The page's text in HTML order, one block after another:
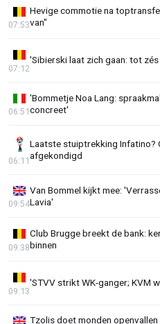
Hevige commotie na
van"
07:53
'Sibierski laat zich gaan: tot
07:12
'Bommetje Noa Lang:
concreet'
06:51
Laatste stuiptrekking Infatino?
afgekondigd
06:11
Van Bommel kijkt mee:
Lavia'
09:54
Club Brugge breekt de bank:
binnen
09:38
'STVV strikt WK-ganger; KVM
09:13
Tzolis doet monden openvallen